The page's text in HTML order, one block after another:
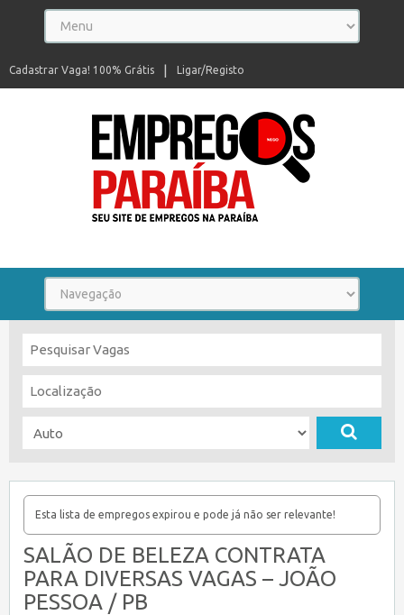
Ligar/Registo
Cadastrar Vaga! 100% Grátis
Esta lista de empregos expirou e pode já não ser relevante!
SALÃO DE BELEZA CONTRATA
PARA DIVERSAS VAGAS – JOÃO
PESSOA / PB